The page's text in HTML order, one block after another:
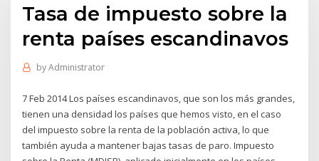
Tasa de impuesto sobre la
renta países escandinavos
byAdministrator
7 Feb 2014 Los países escandinavos, que son los más grandes,
tienen una densidad los países que hemos visto, en el caso
del impuesto sobre la renta de la población activa, lo que
también ayuda a mantener bajas tasas de paro. Impuesto